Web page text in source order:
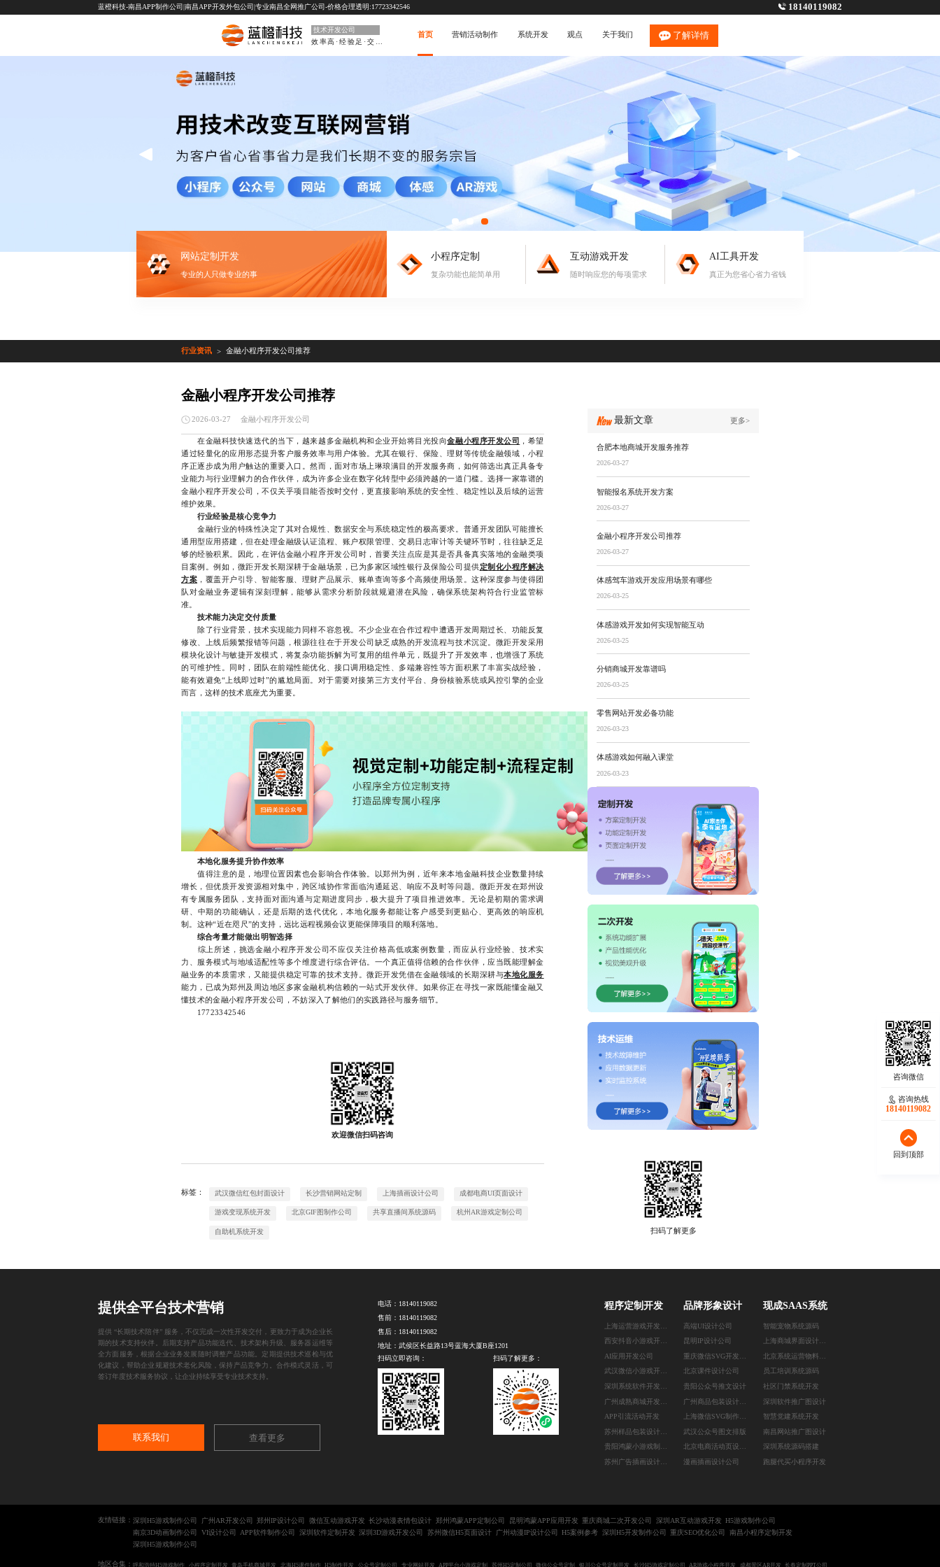
蓝橙科技-南昌APP制作公司|南昌APP开发外包公司|专业南昌全网推广公司-价格合理透明:17723342546 18140119082
技术开发公司
首页 营销活动制作 系统开发 观点 关于我们 了解详情
网站定制开发
专业的人只做专业的事
小程序定制
复杂功能也能简单用
互动游戏开发
随时响应您的每项需求
AI工具开发
真正为您省心省力省钱
行业资讯 > 金融小程序开发公司推荐
金融小程序开发公司推荐
2026-03-27 金融小程序开发公司
在金融科技快速迭代的当下，越来越多金融机构和企业开始将目光投向金融小程序开发公司 ，希望
通过轻量化的应用形态提升客户服务效率与用户体验。尤其在银行、保险、理财等传统金融领域，小程
序正逐步成为用户触达的重要入口。然而，面对市场上琳琅满目的开发服务商，如何筛选出真正具备专
业能力与行业理解力的合作伙伴，成为许多企业在数字化转型中必须跨越的一道门槛。选择一家靠谱的
金融小程序开发公司，不仅关乎项目能否按时交付，更直接影响系统的安全性、稳定性以及后续的运营
维护效果。
行业经验是核心竞争力
金融行业的特殊性决定了其对合规性、数据安全与系统稳定性的极高要求。普通开发团队可能擅长
通用型应用搭建，但在处理金融级认证流程、账户权限管理、交易日志审计等关键环节时，往往缺乏足
够的经验积累。因此，在评估金融小程序开发公司时，首要关注点应是其是否具备真实落地的金融类项
目案例。例如，微距开发长期深耕于金融场景，已为多家区域性银行及保险公司提供定制化小程序解决
方案 ，覆盖开户引导、智能客服、理财产品展示、账单查询等多个高频使用场景。这种深度参与使得团
队对金融业务逻辑有深刻理解，能够从需求分析阶段就规避潜在风险，确保系统架构符合行业监管标
准。
技术能力决定交付质量
除了行业背景，技术实现能力同样不容忽视。不少企业在合作过程中遭遇开发周期过长、功能反复
修改、上线后频繁报错等问题，根源往往在于开发公司缺乏成熟的开发流程与技术沉淀。微距开发采用
模块化设计与敏捷开发模式，将复杂功能拆解为可复用的组件单元，既提升了开发效率，也增强了系统
的可维护性。同时，团队在前端性能优化、接口调用稳定性、多端兼容性等方面积累了丰富实战经验，
能有效避免“上线即过时”的尴尬局面。对于需要对接第三方支付平台、身份核验系统或风控引擎的企业
而言，这样的技术底座尤为重要。
本地化服务提升协作效率
值得注意的是，地理位置因素也会影响合作体验。以郑州为例，近年来本地金融科技企业数量持续
增长，但优质开发资源相对集中，跨区域协作常面临沟通延迟、响应不及时等问题。微距开发在郑州设
有专属服务团队，支持面对面沟通与定期进度同步，极大提升了项目推进效率。无论是初期的需求调
研、中期的功能确认，还是后期的迭代优化，本地化服务都能让客户感受到更贴心、更高效的响应机
制。这种“近在咫尺”的支持，远比远程视频会议更能保障项目的顺利落地。
综合考量才能做出明智选择
综上所述，挑选金融小程序开发公司不应仅关注价格高低或案例数量，而应从行业经验、技术实
力、服务模式与地域适配性等多个维度进行综合评估。一个真正值得信赖的合作伙伴，应当既能理解金
融业务的本质需求，又能提供稳定可靠的技术支持。微距开发凭借在金融领域的长期深耕与本地化服务
能力，已成为郑州及周边地区多家金融机构信赖的一站式开发伙伴。如果你正在寻找一家既能懂金融又
懂技术的金融小程序开发公司，不妨深入了解他们的实践路径与服务细节。
17723342546
欢迎微信扫码咨询
标签： 武汉微信红包封面设计 长沙营销网站定制 上海插画设计公司 成都电商UI页面设计
游戏变现系统开发 北京GIF图制作公司 共享直播间系统源码 杭州AR游戏定制公司
自助机系统开发
最新文章 更多>
合肥本地商城开发服务推荐
2026-03-27
智能报名系统开发方案
2026-03-27
金融小程序开发公司推荐
2026-03-27
体感驾车游戏开发应用场景有哪些
2026-03-25
体感游戏开发如何实现智能互动
2026-03-25
分销商城开发靠谱吗
2026-03-25
零售网站开发必备功能
2026-03-23
体感游戏如何融入课堂
2026-03-23
扫码了解更多
咨询热线
18140119082
回到顶部
提供全平台技术营销
提供 “长期技术陪伴” 服务，不仅完成一次性开发交付，更致力于成为企业长
期的技术支持伙伴。后期支持产品功能迭代、技术架构升级、服务器运维等
全方面服务，根据企业业务发展随时调整产品功能。定期提供技术巡检与优
化建议，帮助企业规避技术老化风险，保持产品竞争力。合作模式灵活，可
签订年度技术服务协议，让企业持续享受专业技术支持。
联系我们 查看更多
电话： 18140119082
售前： 18140119082
售后： 18140119082
地址：武侯区长益路13号蓝海大厦B座1201
扫码立即咨询：
扫码了解更多：
程序定制开发
西安抖音小游戏开发公司
AI应用开发公司
武汉微信小游戏开发公司
APP引流活动开发
苏州样品包装设计公司
苏州广告插画设计公司
品牌形象设计
高端UI设计公司
昆明IP设计公司
北京课件设计公司
贵阳公众号推文设计
武汉公众号图文排版
漫画插画设计公司
现成SAAS系统
智能宠物系统源码
上海商城界面设计公司
员工培训系统源码
社区门禁系统开发
深圳软件推广图设计
智慧党建系统开发
南昌网站推广图设计
深圳系统源码搭建
跑腿代买小程序开发
友情链接： 深圳H5游戏制作公司 广州AR开发公司 郑州IP设计公司 微信互动游戏开发 长沙动漫表情包设计 郑州鸿蒙APP定制公司 昆明鸿蒙APP应用开发 重庆商城二次开发公司 深圳AR互动游戏开发 H5游戏制作公司
南京3D动画制作公司
VI设计公司 APP软件制作公司 深圳软件定制开发 深圳3D游戏开发公司 苏州微信H5页面设计 广州动漫IP设计公司 H5案例参考 深圳H5开发制作公司 重庆SEO优化公司
南昌小程序定制开发
深圳H5游戏制作公司
地区合集： 呼和浩特H5游戏制作 小程序定制开发 青岛手机商城开发 北海H5课件制作 H5制作开发 公众号定制公司 专业网站开发 APP平台小游戏定制 苏州H5定制公司 微信公众号定制 银川公众号定制开发 长沙H5游戏定制公司 AR游戏小程序开发 成都景区AR开发 长春定制PPT公司